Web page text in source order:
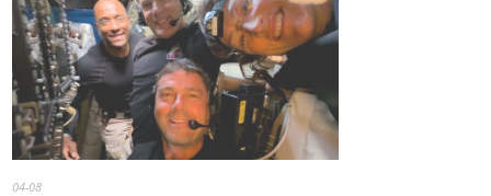
04-08